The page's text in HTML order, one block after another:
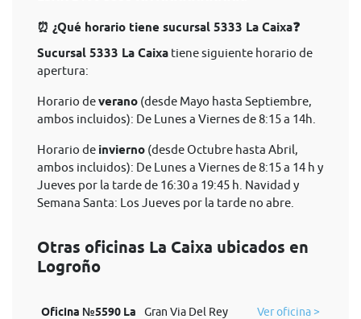
⏰ ¿Qué horario tiene sucursal 5333 La Caixa❓
Sucursal 5333 La Caixa tiene siguiente horario de
apertura:
Horario deverano (desde Mayo hasta Septiembre,
ambos incluidos): De Lunes a Viernes de 8:15 a 14h.
Horario de invierno (desde Octubre hasta Abril,
ambos incluidos): De Lunes a Viernes de 8:15 a 14 h y
Jueves por la tarde de 16:30 a 19:45 h. Navidad y
Semana Santa: Los Jueves por la tarde no abre.
Otras oficinas La Caixa ubicados en
Logroño
Oficina №5590 La
Gran Via Del Rey
Ver oficina >